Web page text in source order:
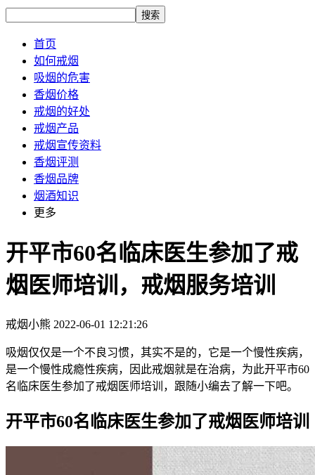
搜索
首页
如何戒烟
吸烟的危害
香烟价格
戒烟的好处
戒烟产品
戒烟宣传资料
香烟评测
香烟品牌
烟酒知识
更多
开平市60名临床医生参加了戒
烟医师培训，戒烟服务培训
戒烟小熊 2022-06-01 12:21:26
吸烟仅仅是一个不良习惯，其实不是的，它是一个慢性疾病，
是一个慢性成瘾性疾病，因此戒烟就是在治病，为此开平市60
名临床医生参加了戒烟医师培训，跟随小编去了解一下吧。
开平市60名临床医生参加了戒烟医师培训